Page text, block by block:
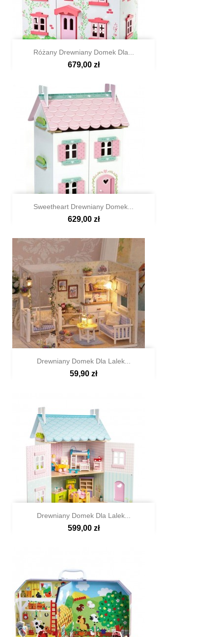
Szybki podgląd
Różany Drewniany Domek Dla...
679,00 zł
Szybki podgląd
Sweetheart Drewniany Domek...
629,00 zł
Szybki podgląd
Drewniany Domek Dla Lalek...
59,90 zł
Szybki podgląd
Drewniany Domek Dla Lalek...
599,00 zł